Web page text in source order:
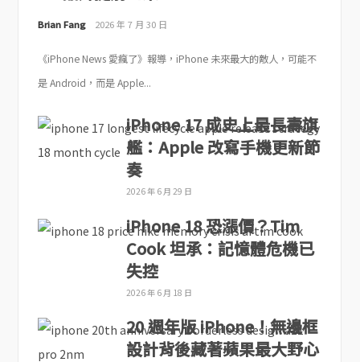
Brian Fang 2026 年 7 月 30 日
《iPhone News 愛瘋了》報導，iPhone 未來最大的敵人，可能不
是 Android，而是 Apple...
iPhone 17 成史上最長壽旗
艦：Apple 改寫手機更新節
奏
2026 年 6 月 29 日
iPhone 18 恐漲價？Tim
Cook 坦承：記憶體危機已
失控
2026 年 6 月 18 日
20 週年版 iPhone！無邊框
設計背後藏著蘋果最大野心